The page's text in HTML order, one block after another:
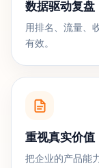
数据驱动复盘
用排名、流量、
有效。
重视真实价值
把企业的产品能